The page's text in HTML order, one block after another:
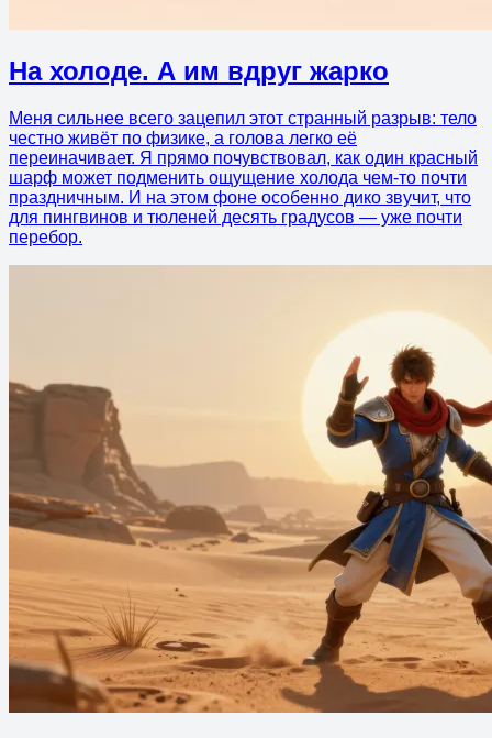
На холоде. А им вдруг жарко
Меня сильнее всего зацепил этот странный разрыв: тело
честно живёт по физике, а голова легко её
переиначивает. Я прямо почувствовал, как один красный
шарф может подменить ощущение холода чем-то почти
праздничным. И на этом фоне особенно дико звучит, что
для пингвинов и тюленей десять градусов — уже почти
перебор.